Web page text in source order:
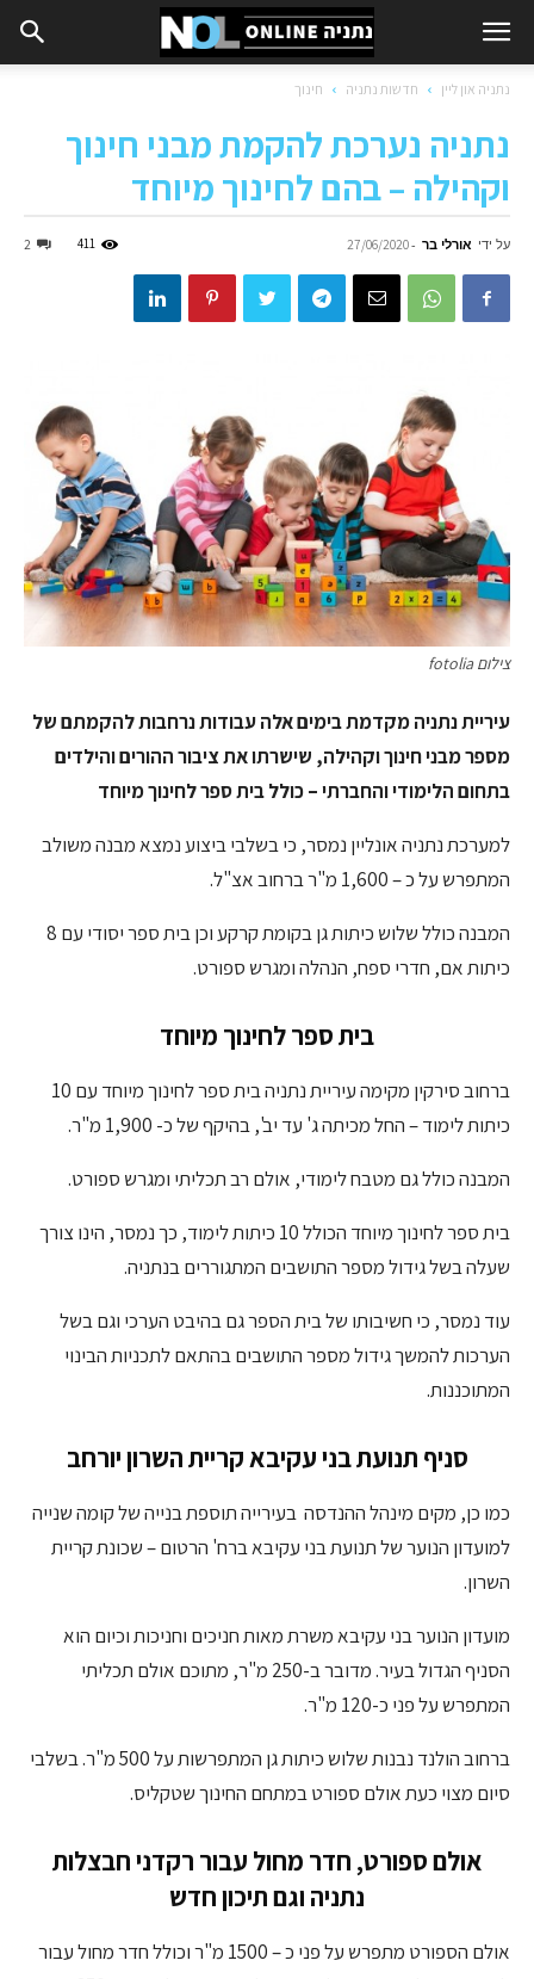
נתניה און ליין חדשות נתניה חינוך
נתניה נערכת להקמת מבני חינוך
וקהילה – בהם לחינוך מיוחד
על ידי אורלי בר -
27/06/2020
2 411
צילום fotolia
עיריית נתניה מקדמת בימים אלה עבודות נרחבות להקמתם של
מספר מבני חינוך וקהילה, שישרתו את ציבור ההורים והילדים
בתחום הלימודי והחברתי – כולל בית ספר לחינוך מיוחד
למערכת נתניה אונליין נמסר, כי בשלבי ביצוע נמצא מבנה משולב
המתפרש על כ – 1,600 מ"ר ברחוב אצ"ל.
המבנה כולל שלוש כיתות גן בקומת קרקע וכן בית ספר יסודי עם 8
כיתות אם, חדרי ספח, הנהלה ומגרש ספורט.
בית ספר לחינוך מיוחד
ברחוב סירקין מקימה עיריית נתניה בית ספר לחינוך מיוחד עם 10
כיתות לימוד – החל מכיתה ג' עד יב', בהיקף של כ- 1,900 מ"ר.
המבנה כולל גם מטבח לימודי, אולם רב תכליתי ומגרש ספורט.
בית ספר לחינוך מיוחד הכולל 10 כיתות לימוד, כך נמסר, הינו צורך
שעלה בשל גידול מספר התושבים המתגוררים בנתניה.
עוד נמסר, כי חשיבותו של בית הספר גם בהיבט הערכי וגם בשל
הערכות להמשך גידול מספר התושבים בהתאם לתכניות הבינוי
המתוכננות.
סניף תנועת בני עקיבא קריית השרון יורחב
כמו כן, מקים מינהל ההנדסה בעירייה תוספת בנייה של קומה שנייה
למועדון הנוער של תנועת בני עקיבא ברח' הרטום – שכונת קריית
השרון.
מועדון הנוער בני עקיבא משרת מאות חניכים וחניכות וכיום הוא
הסניף הגדול בעיר. מדובר ב-250 מ"ר, מתוכם אולם תכליתי
המתפרש על פני כ-120 מ"ר.
ברחוב הולנד נבנות שלוש כיתות גן המתפרשות על 500 מ"ר. בשלבי
סיום מצוי כעת אולם ספורט במתחם החינוך שטקליס.
אולם ספורט, חדר מחול עבור רקדני חבצלות
נתניה וגם תיכון חדש
אולם הספורט מתפרש על פני כ – 1500 מ"ר וכולל חדר מחול עבור